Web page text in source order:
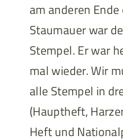
am anderen Ende
Staumauer war
Stempel. Er war
mal wieder. Wir
alle Stempel in
(Hauptheft,
Heft und